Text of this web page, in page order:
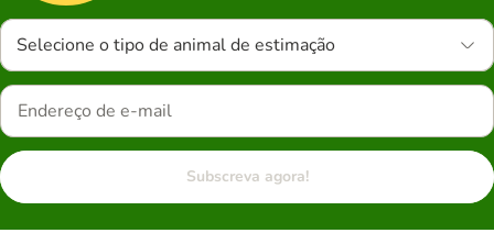
Selecione o tipo de animal de estimação
Subscreva agora!